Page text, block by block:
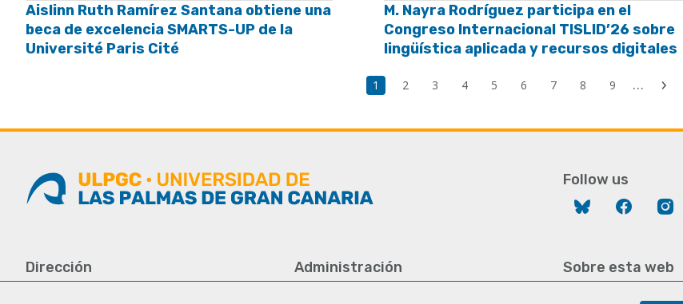
Aislinn Ruth Ramírez Santana obtiene una
beca de excelencia SMARTS-UP de la
Université Paris Cité
M. Nayra Rodríguez participa en el
Congreso Internacional TISLID’26 sobre
lingüística aplicada y recursos digitales
Page
1 Page
2 Page
3 Page
4 Page
5 Page
6 Page
7 Page
8 Page
9 …
Follow us
Bluesky Facebook
Dirección Administración Sobre esta web